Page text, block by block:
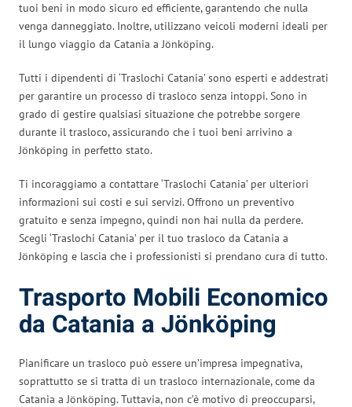
tuoi beni in modo sicuro ed efficiente, garantendo che nulla
venga danneggiato. Inoltre, utilizzano veicoli moderni ideali per
il lungo viaggio da Catania a Jönköping.
Tutti i dipendenti di ‘Traslochi Catania’ sono esperti e addestrati
per garantire un processo di trasloco senza intoppi. Sono in
grado di gestire qualsiasi situazione che potrebbe sorgere
durante il trasloco, assicurando che i tuoi beni arrivino a
Jönköping in perfetto stato.
Ti incoraggiamo a contattare ‘Traslochi Catania’ per ulteriori
informazioni sui costi e sui servizi. Offrono un preventivo
gratuito e senza impegno, quindi non hai nulla da perdere.
Scegli ‘Traslochi Catania’ per il tuo trasloco da Catania a
Jönköping e lascia che i professionisti si prendano cura di tutto.
Trasporto Mobili Economico
da Catania a Jönköping
Pianificare un trasloco può essere un’impresa impegnativa,
soprattutto se si tratta di un trasloco internazionale, come da
Catania a Jönköping. Tuttavia, non c’è motivo di preoccuparsi,